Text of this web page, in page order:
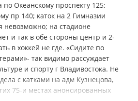
по Океанскому проспекту 125;
пр 140; каток на 2 Гимназии
невозможно; на стадионе
и так в обе стороны центр и 2-
в хоккей не где. «Сидите по
так видимо рассуждает
и спорту г Владивостока. Не
с катками на адм Кузнецова,
75-и местах анонсированных